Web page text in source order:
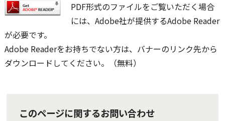
PDF形式のファイルをご覧いただく場合
には、Adobe社が提供するAdobe Reader
が必要です。
Adobe Readerをお持ちでない方は、バナーのリンク先から
ダウンロードしてください。（無料）
このページに関するお問い合わせ